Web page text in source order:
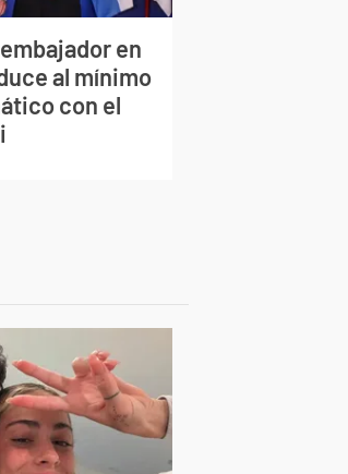
en
al mínimo
con el